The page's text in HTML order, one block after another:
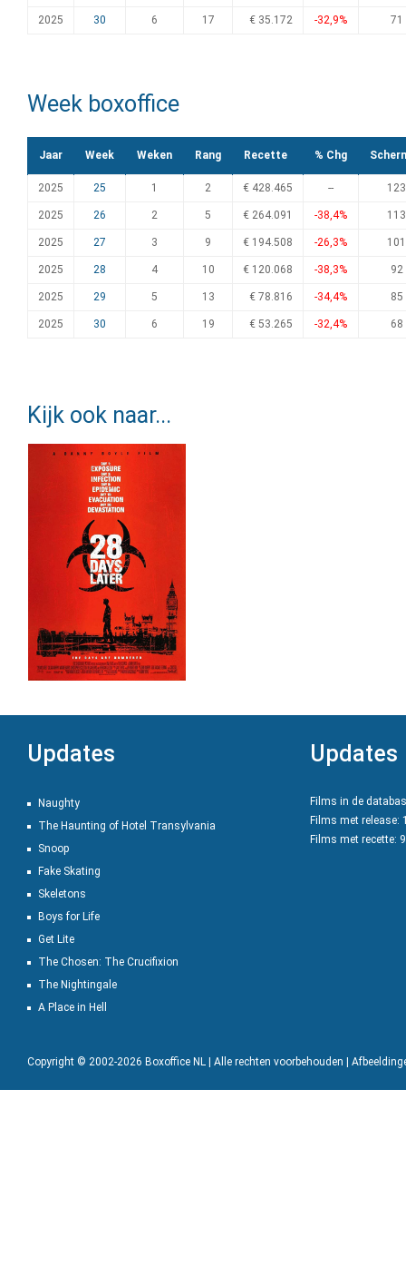
2025 30 6 17 € 35.172 -32,9% 71
Week boxoffice
Jaar Week Weken Rang Recette % Chg
2025 25 1 2 € 428.465 -- 123
2025 26 2 5 € 264.091 -38,4% 113
2025 27 3 9 € 194.508 -26,3% 101
2025 28 4 10 € 120.068 -38,3% 92
2025 29 5 13 € 78.816 -34,4% 85
2025 30 6 19 € 53.265 -32,4% 68
Kijk ook naar...
Updates
Naughty
The Haunting of Hotel Transylvania
Snoop
Fake Skating
Skeletons
Boys for Life
Get Lite
The Chosen: The Crucifixion
The Nightingale
A Place in Hell
Updates
Films in de
Films met release:
Films met recette:
Copyright © 2002-2026 Boxoffice NL | Alle rechten voorbehouden |